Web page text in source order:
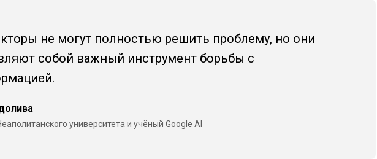
не могут полностью решить проблему, но они
собой важный инструмент борьбы с
университета и учёный Google AI